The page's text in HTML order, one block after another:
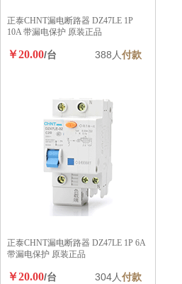
正泰CHNT漏电断路器 DZ47LE 1P
10A 带漏电保护 原装正品
￥20.00/台 388人付款
正泰CHNT漏电断路器 DZ47LE 1P 6A
带漏电保护 原装正品
￥20.00/台 304人付款